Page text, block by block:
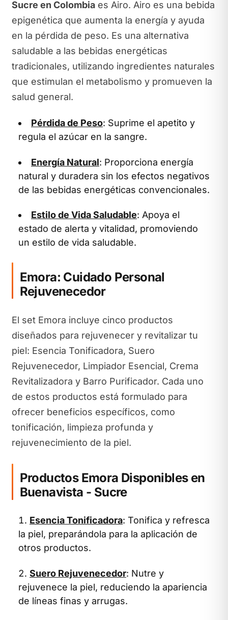
Sucre en Colombiaes Airo. Airo es una bebida
epigenética que aumenta la energía y ayuda
en la pérdida de peso. Es una alternativa
saludable a las bebidas energéticas
tradicionales, utilizando ingredientes naturales
que estimulan el metabolismo y promueven la
salud general.
Pérdida de Peso: Suprime el apetito y
regula el azúcar en la sangre.
Energía Natural: Proporciona energía
natural y duradera sin los efectos negativos
de las bebidas energéticas convencionales.
Estilo de Vida Saludable: Apoya el
estado de alerta y vitalidad, promoviendo
un estilo de vida saludable.
Emora: Cuidado Personal
Rejuvenecedor
El set Emora incluye cinco productos
diseñados para rejuvenecer y revitalizar tu
piel: Esencia Tonificadora, Suero
Rejuvenecedor, Limpiador Esencial, Crema
Revitalizadora y Barro Purificador. Cada uno
de estos productos está formulado para
ofrecer beneficios específicos, como
tonificación, limpieza profunda y
rejuvenecimiento de la piel.
Productos Emora Disponibles en
Buenavista - Sucre
Esencia Tonificadora: Tonifica y refresca
la piel, preparándola para la aplicación de
otros productos.
Suero Rejuvenecedor: Nutre y
rejuvenece la piel, reduciendo la apariencia
de líneas finas y arrugas.